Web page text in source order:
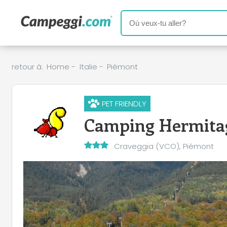
retour à: Home - Italie - Piémont
PET FRIENDLY
Camping
Craveggia (VCO), Piémont